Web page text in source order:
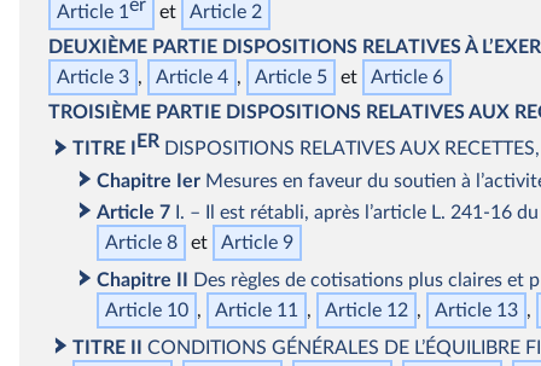
Article 1er
Article 2
DEUXIÈME PARTIE DISPOSITIONS RELATIVES À
Article 3
Article 4 Article 5
Article 6
TROISIÈME PARTIE DISPOSITIONS RELATIVES AUX
TITRE I
ER DISPOSITIONS RELATIVES AUX
Chapitre Ier Mesures en faveur du soutien à
Article 7 I. – Il est rétabli, après l’article L. 241‑16
Article 8
Article 9
Chapitre II
Des règles de cotisations plus claires et
Article 10
Article 11 Article 12
Article 13
TITRE II
CONDITIONS GÉNÉRALES DE L’ÉQUILIBRE